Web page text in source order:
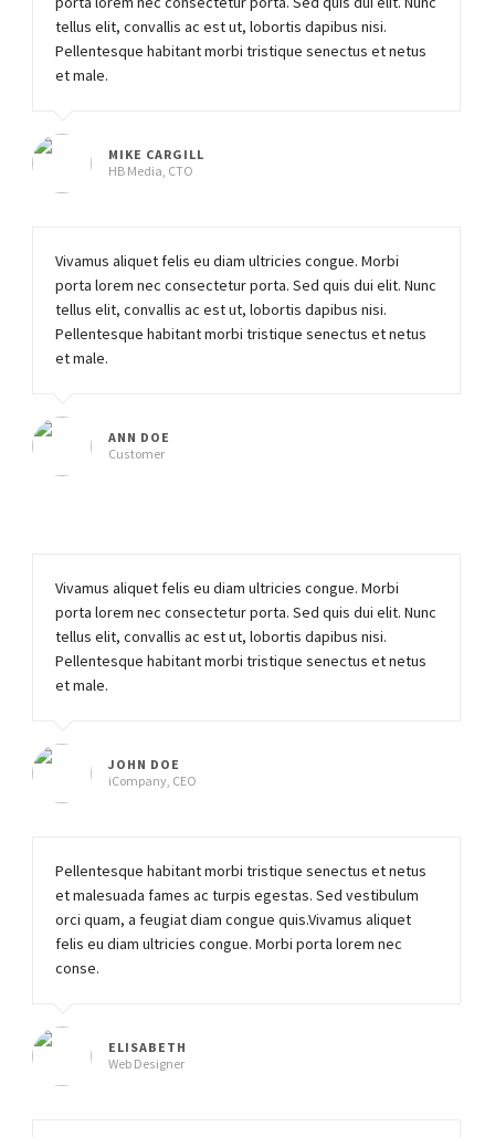
tellus elit, convallis ac est ut, lobortis dapibus nisi.
Pellentesque habitant morbi tristique senectus et netus
et male.
MIKE CARGILL
HB Media, CTO
Vivamus aliquet felis eu diam ultricies congue. Morbi
porta lorem nec consectetur porta. Sed quis dui elit. Nunc
tellus elit, convallis ac est ut, lobortis dapibus nisi.
Pellentesque habitant morbi tristique senectus et netus
et male.
ANN DOE
Customer
Vivamus aliquet felis eu diam ultricies congue. Morbi
porta lorem nec consectetur porta. Sed quis dui elit. Nunc
tellus elit, convallis ac est ut, lobortis dapibus nisi.
Pellentesque habitant morbi tristique senectus et netus
et male.
JOHN DOE
iCompany, CEO
Pellentesque habitant morbi tristique senectus et netus
et malesuada fames ac turpis egestas. Sed vestibulum
orci quam, a feugiat diam congue quis.Vivamus aliquet
felis eu diam ultricies congue. Morbi porta lorem nec
conse.
ELISABETH
Web Designer